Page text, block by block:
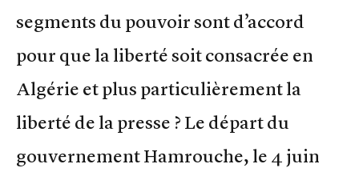
segments du pouvoir sont d’accord
pour que la liberté soit consacrée en
Algérie et plus particulièrement la
liberté de la presse ? Le départ du
gouvernement Hamrouche, le 4 juin